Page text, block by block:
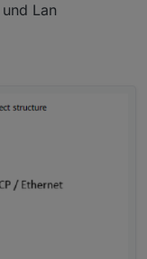
Lan